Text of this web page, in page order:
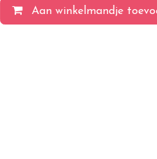
Aan winkelmandje